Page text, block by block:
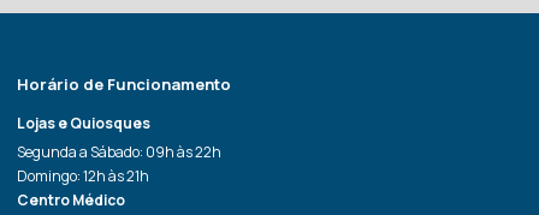
Horário de Funcionamento
Lojas e Quiosques
Segunda a Sábado: 09h às 22h
Domingo: 12h às 21h
Centro Médico